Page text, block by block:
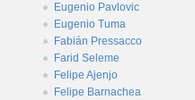
Eugenio Pavlovic
Eugenio Tuma
Fabián Pressacco
Farid Seleme
Felipe Ajenjo
Felipe Barnachea